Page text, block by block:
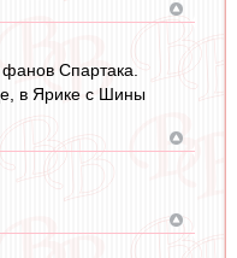
Спартака.
в Ярике с Шины